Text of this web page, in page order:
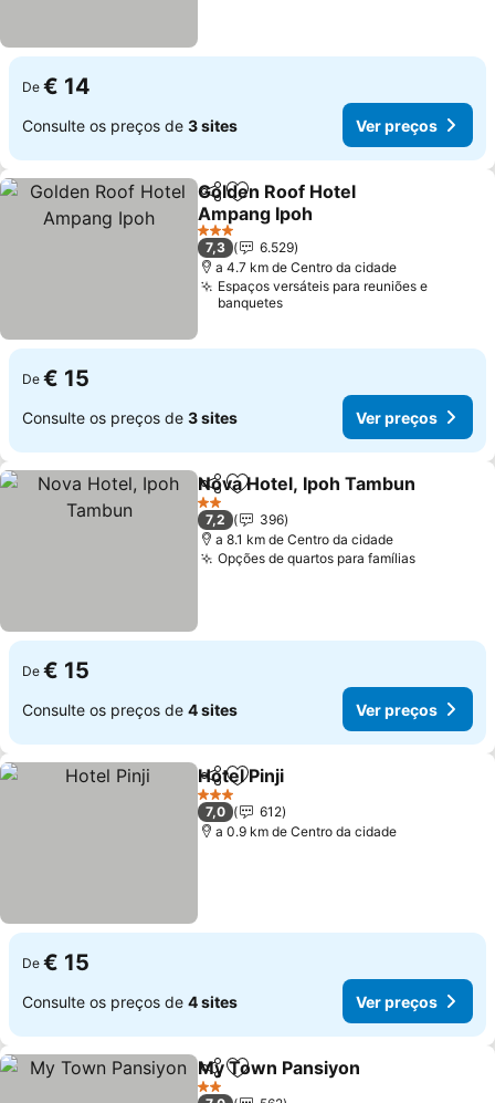
De € 14
Consulte os preços de 3 sites Ver preços
PartilharAdicionar aos favoritos
Golden Roof Hotel
Ampang Ipoh
3 Estrelas
7,3
6.529
a 4.7 km de Centro da cidade
Espaços versáteis para reuniões e
banquetes
De € 15
Consulte os preços de 3 sites Ver preços
PartilharAdicionar aos favoritos
Nova Hotel, Ipoh Tambun
2 Estrelas
7,2
396
a 8.1 km de Centro da cidade
Opções de quartos para famílias
De € 15
Consulte os preços de 4 sites Ver preços
PartilharAdicionar aos favoritos
Hotel Pinji
3 Estrelas
7,0
612
a 0.9 km de Centro da cidade
De € 15
Consulte os preços de 4 sites Ver preços
PartilharAdicionar aos favoritos
My Town Pansiyon
2 Estrelas